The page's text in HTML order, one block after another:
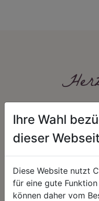
HARMONIE
Unser Sortiment steht für ein
Ihre Wahl
dieser
Diese Website nutzt
für eine gute
können daher vom